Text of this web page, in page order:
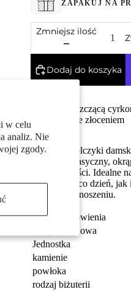
w celu
analiz. Nie
zgody.
ZAPAKUJ NA
Zmniejsz ilość
Dodaj do koszyka
Z błyszczącą
brąz ze złoceniem
Delikatne kolczyki
cyrkonii. Klasyczny,
uniwersalności. Idealne
zarówno na co dzień,
wygodne w noszeniu.
numer zamówienia
Grupa docelowa
Jednostka
kamienie
powłoka
rodzaj biżuterii